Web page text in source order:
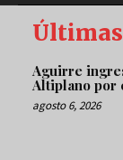
Últimas
Aguirre
Altiplano por
agosto 6, 2026